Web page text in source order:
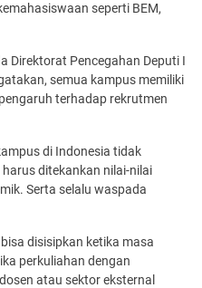
seperti BEM,
Pencegahan Deputi I
semua kampus memiliki
terhadap rekrutmen
di Indonesia tidak
ditekankan nilai-nilai
Serta selalu waspada
disisipkan ketika masa
perkuliahan dengan
atau sektor eksternal